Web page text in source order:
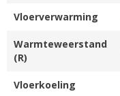
Vloerverwarming
Warmteweerstand
(R)
Vloerkoeling